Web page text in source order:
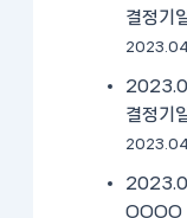
결정기
결정기
OOOO